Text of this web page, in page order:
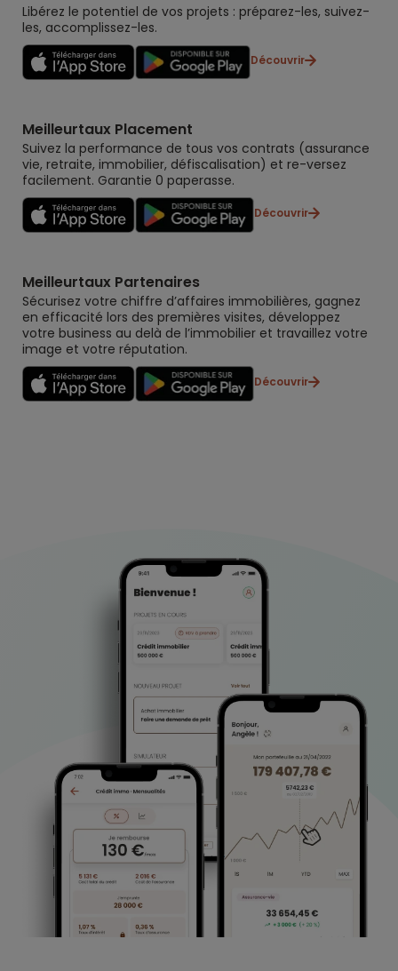
Libérez le potentiel de vos projets : préparez-les, suivez-
les, accomplissez-les.
Découvrir
Meilleurtaux Placement
Suivez la performance de tous vos contrats (assurance
vie, retraite, immobilier, défiscalisation) et re-versez
facilement. Garantie 0 paperasse.
Découvrir
Meilleurtaux Partenaires
Sécurisez votre chiffre d’affaires immobilières, gagnez
en efficacité lors des premières visites, développez
votre business au delà de l’immobilier et travaillez votre
image et votre réputation.
Découvrir